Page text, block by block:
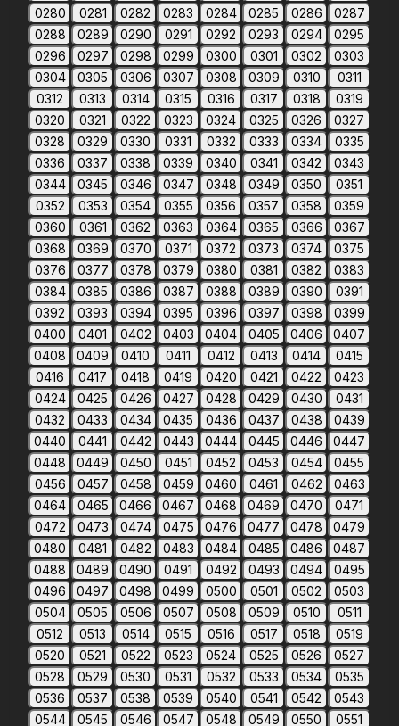
0280
0281 0282 0283 0284 0285 0286
0287
0288
0289 0290 0291 0292 0293 0294
0295
0296
0297 0298 0299 0300 0301 0302
0303
0304
0305 0306 0307 0308 0309 0310
0311
0312
0313 0314 0315 0316 0317 0318
0319
0320
0321 0322 0323 0324 0325 0326
0327
0328
0329 0330 0331 0332 0333 0334
0335
0336
0337 0338 0339 0340 0341 0342
0343
0344
0345 0346 0347 0348 0349 0350
0351
0352
0353 0354 0355 0356 0357 0358
0359
0360
0361 0362 0363 0364 0365 0366
0367
0368
0369 0370 0371 0372 0373 0374
0375
0376
0377 0378 0379 0380 0381 0382
0383
0384
0385 0386 0387 0388 0389 0390
0391
0392
0393 0394 0395 0396 0397 0398
0399
0400
0401 0402 0403 0404 0405 0406
0407
0408
0409 0410 0411 0412 0413 0414
0415
0416
0417 0418 0419 0420 0421 0422
0423
0424
0425 0426 0427 0428 0429 0430
0431
0432
0433 0434 0435 0436 0437 0438
0439
0440
0441 0442 0443 0444 0445 0446
0447
0448
0449 0450 0451 0452 0453 0454
0455
0456
0457 0458 0459 0460 0461 0462
0463
0464
0465 0466 0467 0468 0469 0470
0471
0472
0473 0474 0475 0476 0477 0478
0479
0480
0481 0482 0483 0484 0485 0486
0487
0488
0489 0490 0491 0492 0493 0494
0495
0496
0497 0498 0499 0500 0501 0502
0503
0504
0505 0506 0507 0508 0509 0510
0511
0512
0513 0514 0515 0516 0517 0518
0519
0520
0521 0522 0523 0524 0525 0526
0527
0528
0529 0530 0531 0532 0533 0534
0535
0536
0537 0538 0539 0540 0541 0542
0543
0544
0545 0546 0547 0548 0549 0550 0551